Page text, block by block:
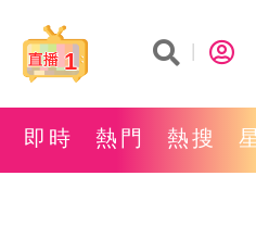
1
即時 熱門 熱搜